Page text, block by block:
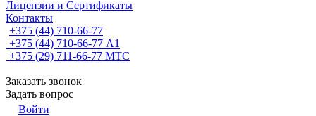
Лицензии и Сертификаты
Контакты
+375 (44) 710-66-77
+375 (44) 710-66-77 А1
+375 (29) 711-66-77 МТС
Заказать звонок
Задать вопрос
Войти